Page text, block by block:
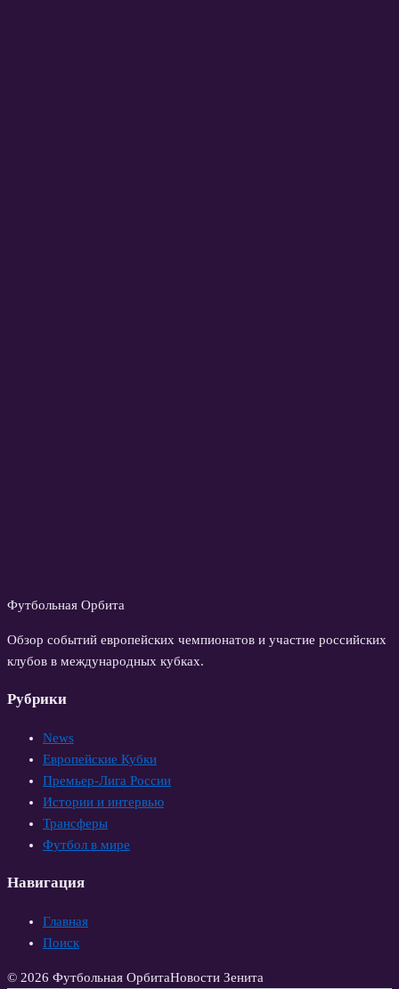
Футбольная Орбита
Обзор событий европейских чемпионатов и участие российских
клубов в международных кубках.
Рубрики
News
Европейские Кубки
Премьер-Лига России
Истории и интервью
Трансферы
Футбол в мире
Навигация
Главная
Поиск
© 2026 Футбольная ОрбитаНовости Зенита